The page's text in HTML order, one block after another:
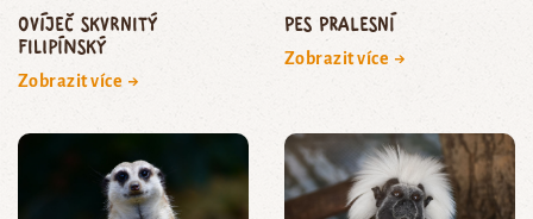
ovíječ skvrnitý
filipínský
Zobrazit více →
pes pralesní
Zobrazit více →